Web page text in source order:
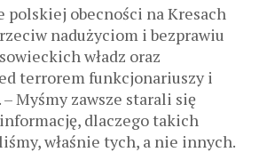
polskiej obecności na Kresach
nadużyciom i bezprawiu
władz oraz
terrorem funkcjonariuszy i
Myśmy zawsze starali się
dlaczego takich
właśnie tych, a nie innych.